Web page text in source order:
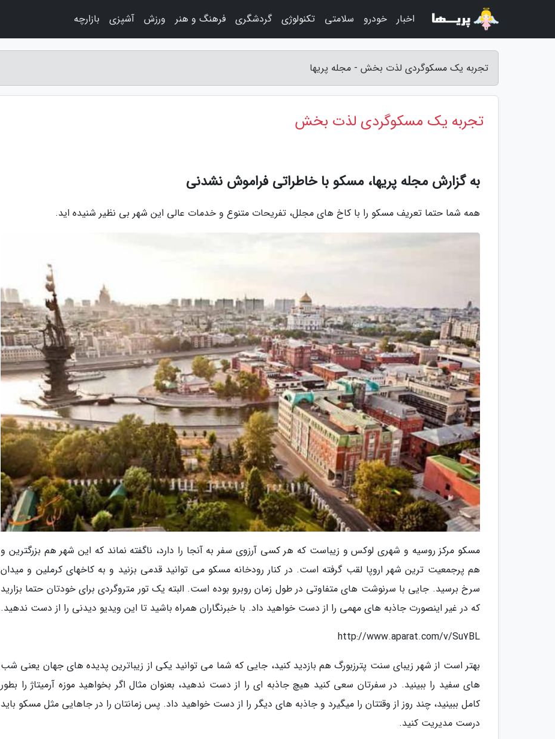
تجربه یک مسکوگردی لذت بخش - مجله پریها
تجربه یک مسکوگردی لذت بخش
به گزارش مجله پریها، مسکو با خاطراتی فراموش نشدنی
همه شما حتما تعریف مسکو را با کاخ های مجلل، تفریحات متنوع و خدمات عالی این شهر بی نظیر شنیده اید.
مسکو مرکز روسیه و شهری لوکس و زیباست که هر کسی آرزوی سفر به آنجا را دارد، ناگفته نماند که این شهر هم بزرگترین و
هم پرجمعیت ترین شهر اروپا لقب گرفته است. در کنار رودخانه مسکو می توانید قدمی بزنید و به کاخهای کرملین و میدان
سرخ برسید. جایی با سرنوشت های متفاوتی در طول زمان روبرو بوده است. البته یک تور متروگردی برای خودتان حتما بزارید
که در غیر اینصورت جاذبه های مهمی را از دست خواهید داد. با خبرنگاران همراه باشید تا این ویدیو دیدنی را از دست ندهید.
http://www.aparat.com/v/Su7BL
بهتر است از شهر زیبای سنت پترزبورگ هم بازدید کنید، جایی که شما می توانید یکی از زیباترین پدیده های جهان یعنی شب
های سفید را ببینید. در سفرتان سعی کنید هیچ جاذبه ای را از دست ندهید، بعنوان مثال اگر بخواهید موزه آرمیتاژ را بطور
کامل ببینید، چند روز از وقتتان را میگیرد و جاذبه های دیگر را از دست خواهید داد. پس زمانتان را در جاهایی مثل مسکو باید
درست مدیریت کنید.
اخبار خودرو سلامتی تکنولوژی گردشگری فرهنگ و هنر ورزش آشپزی بازارچه